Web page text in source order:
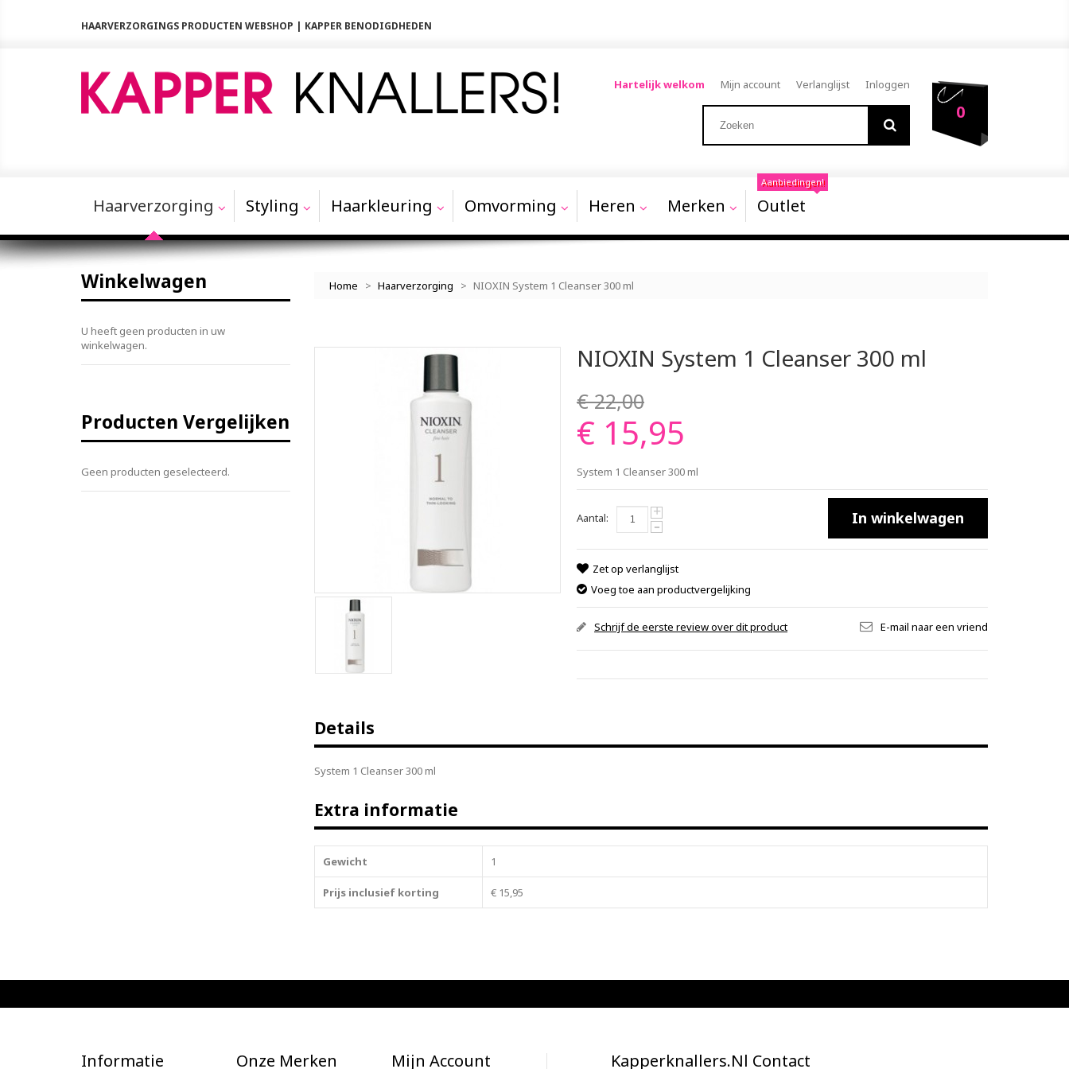
HAARVERZORGINGS PRODUCTEN WEBSHOP | KAPPER BENODIGDHEDEN
0
Mijn account Verlanglijst Inloggen
Hartelijk welkom
Haarverzorging Styling Haarkleuring Omvorming Heren Merken Outlet
Aanbiedingen!
Home > Haarverzorging > NIOXIN System 1 Cleanser 300 ml
NIOXIN System 1 Cleanser 300 ml
€ 22,00
€ 15,95
System 1 Cleanser 300 ml
Aantal: +
- In winkelwagen
Zet op verlanglijst
Voeg toe aan productvergelijking
Schrijf de eerste review over dit product E-mail naar een vriend
Details
System 1 Cleanser 300 ml
Extra informatie
Gewicht 1
Prijs inclusief korting € 15,95
Winkelwagen
U heeft geen producten in uw
winkelwagen.
Producten Vergelijken
Geen producten geselecteerd.
Informatie Onze Merken Mijn Account Kapperknallers.nl Contact